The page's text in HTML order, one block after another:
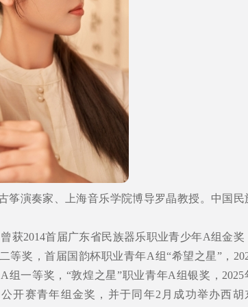
筝演奏家、上海音乐学院博导罗晶教授。中国民
获2014首届广东省民族器乐职业青少年A组金奖
等奖，首届国韵杯职业青年A组“希望之星”，
组一等奖，“敦煌之星”职业青年A组银奖，2025
开赛青年组金奖，并于同年2月成功举办西胡